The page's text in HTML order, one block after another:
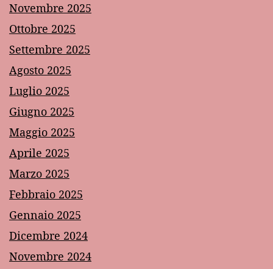
Novembre 2025
Ottobre 2025
Settembre 2025
Agosto 2025
Luglio 2025
Giugno 2025
Maggio 2025
Aprile 2025
Marzo 2025
Febbraio 2025
Gennaio 2025
Dicembre 2024
Novembre 2024